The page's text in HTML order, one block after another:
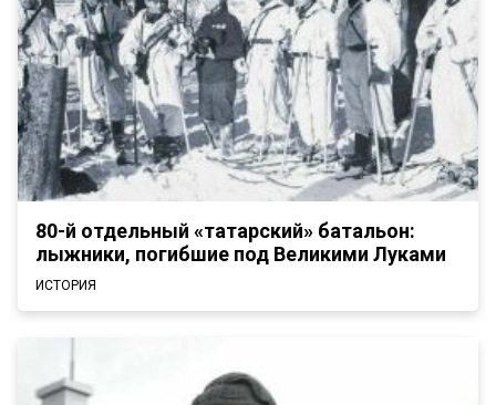
80-й отдельный «татарский» батальон:
лыжники, погибшие под Великими Луками
ИСТОРИЯ